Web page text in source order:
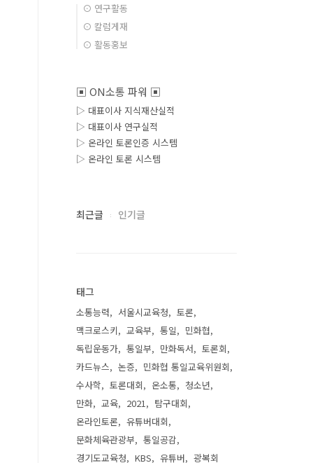
⊙ 연구활동
⊙ 칼럼게재
⊙ 활동홍보
▣ ON소통 파워 ▣
▷ 대표이사 지식재산실적
▷ 대표이사 연구실적
▷ 온라인 토론인증 시스템
▷ 온라인 토론 시스템
최근글 인기글
태그
소통능력 서울시교육청
토론
맥크로스키
교육부 통일
민화협
독립운동가
통일부 만화독서
토론회
카드뉴스
논증
민화협 통일교육위원회
수사학
토론대회 온소통
청소년
만화
교육 2021
탐구대회
온라인토론
유튜버대회
문화체육관광부
통일공감
경기도교육청
KBS 유튜버 광복회